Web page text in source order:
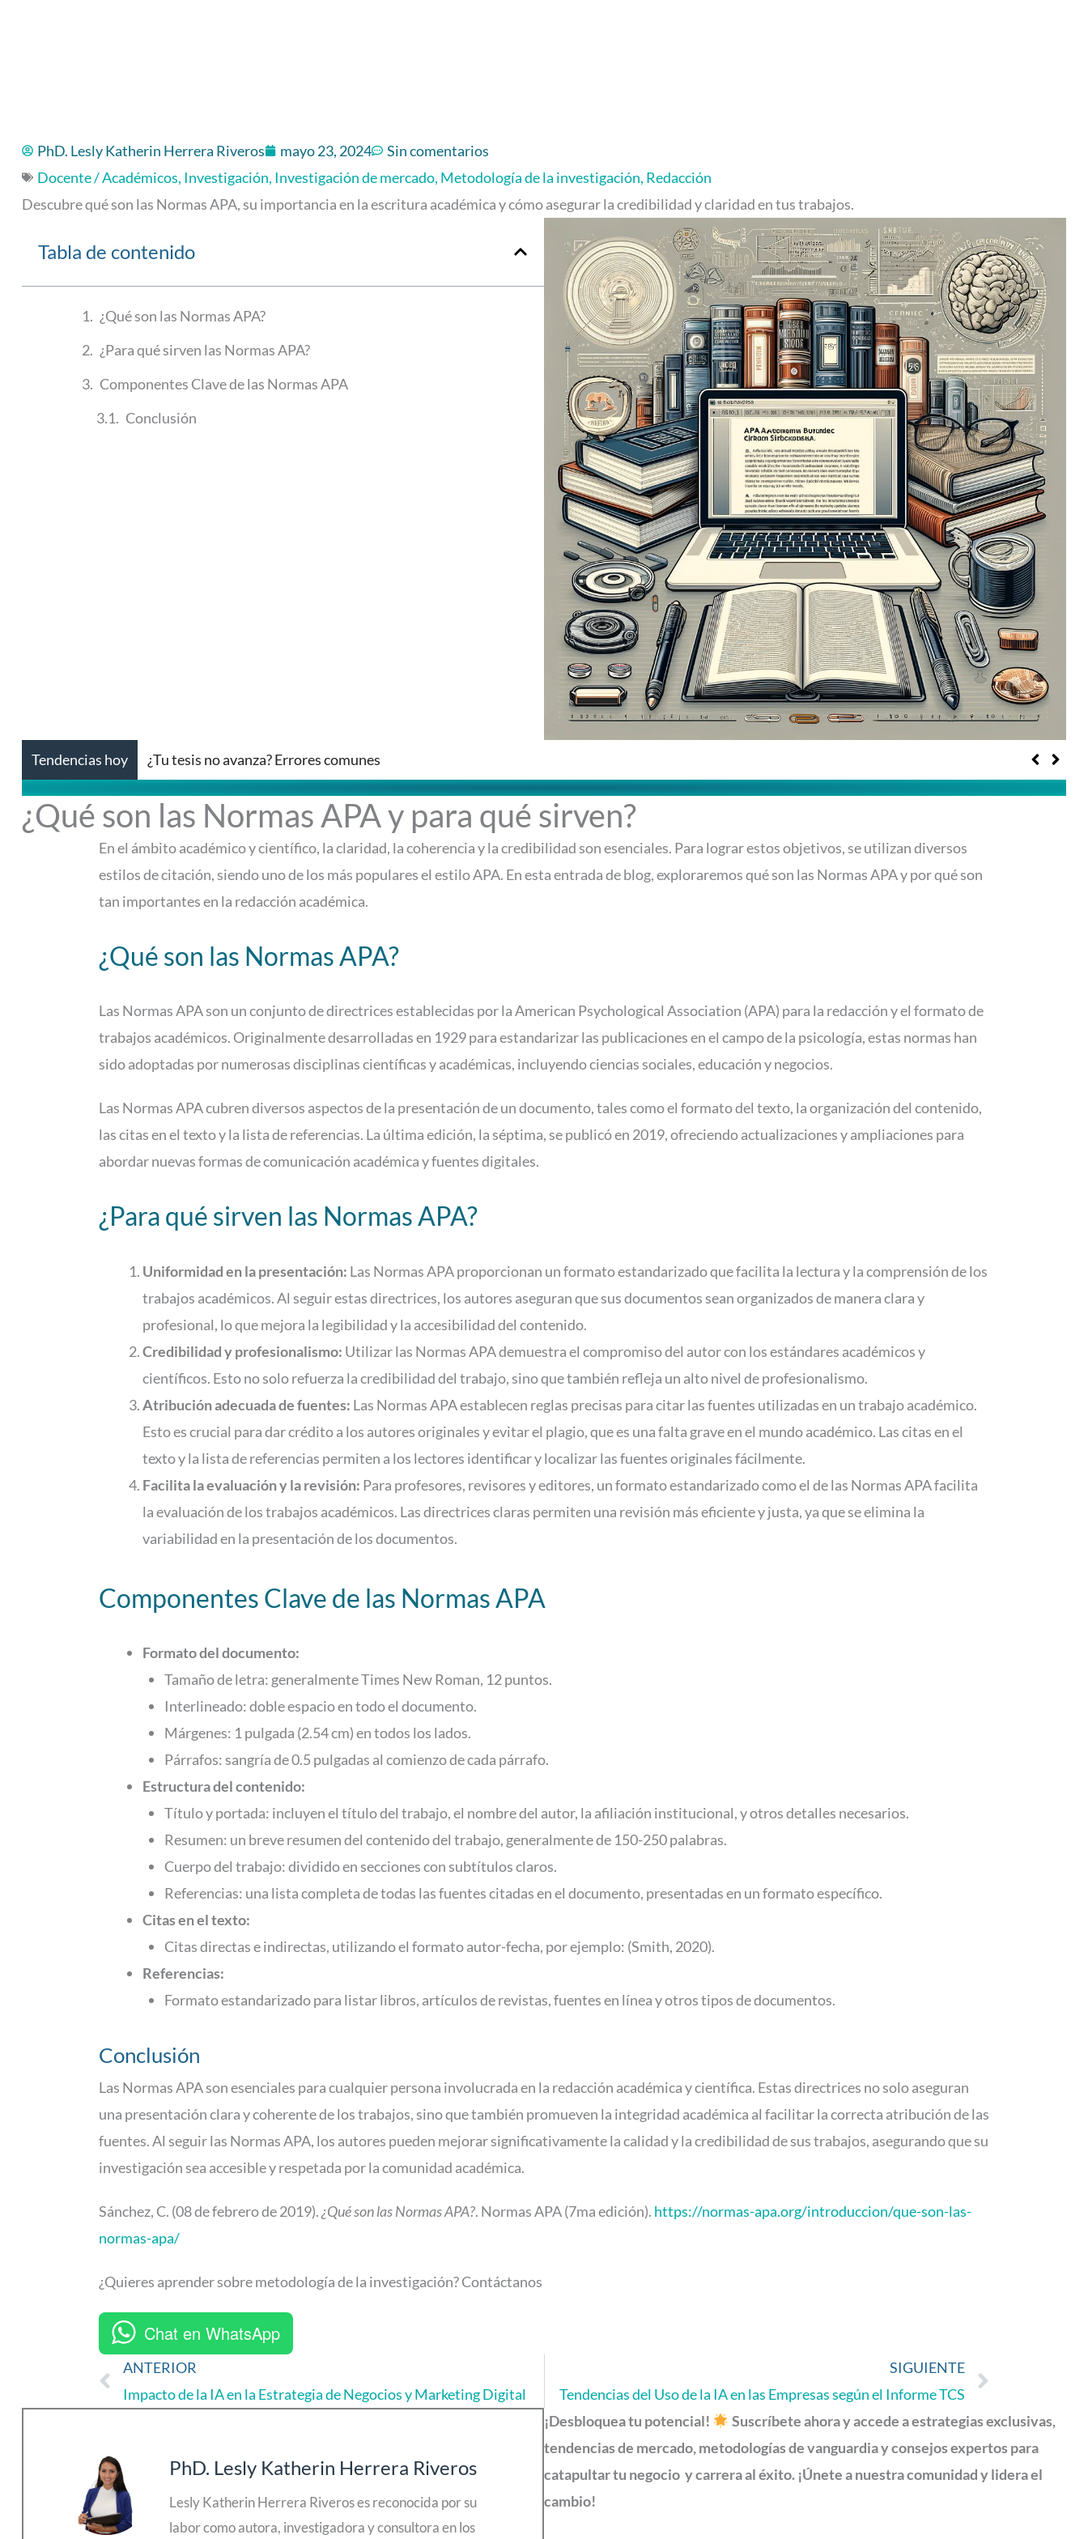
PhD. Lesly Katherin Herrera Riveros mayo 23, 2024
Sin comentarios
Docente / Académicos, Investigación, Investigación de mercado, Metodología de la investigación, Redacción
Descubre qué son las Normas APA, su importancia en la escritura académica y cómo asegurar la credibilidad y claridad en tus trabajos.
Tabla de contenido
¿Qué son las Normas APA?
¿Para qué sirven las Normas APA?
Componentes Clave de las Normas APA
Conclusión
Tendencias hoy ¿Tu tesis no avanza? Errores comunes
¿Qué son las Normas APA y para qué sirven?
En el ámbito académico y científico, la claridad, la coherencia y la credibilidad son esenciales. Para lograr estos objetivos, se utilizan diversos
estilos de citación, siendo uno de los más populares el estilo APA. En esta entrada de blog, exploraremos qué son las Normas APA y por qué son
tan importantes en la redacción académica.
¿Qué son las Normas APA?
Las Normas APA son un conjunto de directrices establecidas por la American Psychological Association (APA) para la redacción y el formato de
trabajos académicos. Originalmente desarrolladas en 1929 para estandarizar las publicaciones en el campo de la psicología, estas normas han
sido adoptadas por numerosas disciplinas científicas y académicas, incluyendo ciencias sociales, educación y negocios.
Las Normas APA cubren diversos aspectos de la presentación de un documento, tales como el formato del texto, la organización del contenido,
las citas en el texto y la lista de referencias. La última edición, la séptima, se publicó en 2019, ofreciendo actualizaciones y ampliaciones para
abordar nuevas formas de comunicación académica y fuentes digitales.
¿Para qué sirven las Normas APA?
Uniformidad en la presentación: Las Normas APA proporcionan un formato estandarizado que facilita la lectura y la comprensión de los
trabajos académicos. Al seguir estas directrices, los autores aseguran que sus documentos sean organizados de manera clara y
profesional, lo que mejora la legibilidad y la accesibilidad del contenido.
Credibilidad y profesionalismo: Utilizar las Normas APA demuestra el compromiso del autor con los estándares académicos y
científicos. Esto no solo refuerza la credibilidad del trabajo, sino que también refleja un alto nivel de profesionalismo.
Atribución adecuada de fuentes: Las Normas APA establecen reglas precisas para citar las fuentes utilizadas en un trabajo académico.
Esto es crucial para dar crédito a los autores originales y evitar el plagio, que es una falta grave en el mundo académico. Las citas en el
texto y la lista de referencias permiten a los lectores identificar y localizar las fuentes originales fácilmente.
Facilita la evaluación y la revisión: Para profesores, revisores y editores, un formato estandarizado como el de las Normas APA facilita
la evaluación de los trabajos académicos. Las directrices claras permiten una revisión más eficiente y justa, ya que se elimina la
variabilidad en la presentación de los documentos.
Componentes Clave de las Normas APA
Formato del documento:
Tamaño de letra: generalmente Times New Roman, 12 puntos.
Interlineado: doble espacio en todo el documento.
Márgenes: 1 pulgada (2.54 cm) en todos los lados.
Párrafos: sangría de 0.5 pulgadas al comienzo de cada párrafo.
Estructura del contenido:
Título y portada: incluyen el título del trabajo, el nombre del autor, la afiliación institucional, y otros detalles necesarios.
Resumen: un breve resumen del contenido del trabajo, generalmente de 150-250 palabras.
Cuerpo del trabajo: dividido en secciones con subtítulos claros.
Referencias: una lista completa de todas las fuentes citadas en el documento, presentadas en un formato específico.
Citas en el texto:
Citas directas e indirectas, utilizando el formato autor-fecha, por ejemplo: (Smith, 2020).
Referencias:
Formato estandarizado para listar libros, artículos de revistas, fuentes en línea y otros tipos de documentos.
Conclusión
Las Normas APA son esenciales para cualquier persona involucrada en la redacción académica y científica. Estas directrices no solo aseguran
una presentación clara y coherente de los trabajos, sino que también promueven la integridad académica al facilitar la correcta atribución de las
fuentes. Al seguir las Normas APA, los autores pueden mejorar significativamente la calidad y la credibilidad de sus trabajos, asegurando que su
investigación sea accesible y respetada por la comunidad académica.
Sánchez, C. (08 de febrero de 2019).¿Qué son las Normas APA?. Normas APA (7ma edición). https://normas-apa.org/introduccion/que-son-las-
normas-apa/
¿Quieres aprender sobre metodología de la investigación? Contáctanos
Chat en WhatsApp
Ant
ANTERIOR
Impacto de la IA en la Estrategia de Negocios y Marketing Digital
SIGUIENTE
Tendencias del Uso de la IA en las Empresas según el Informe TCS
PhD. Lesly Katherin Herrera Riveros
Lesly Katherin Herrera Riveros es reconocida por su
labor como autora, investigadora y consultora en los
¡Desbloquea tu potencial!
Suscríbete ahora y accede a estrategias exclusivas,
tendencias de mercado, metodologías de vanguardia y consejos expertos para
catapultar tu negocio y carrera al éxito. ¡Únete a nuestra comunidad y lidera el
cambio!